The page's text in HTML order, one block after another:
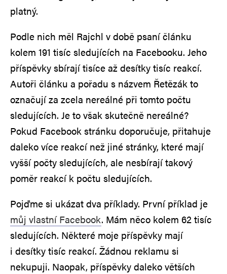
platný.
Podle nich měl Rajchl v době psaní článku
kolem 191 tisíc sledujících na Facebooku. Jeho
příspěvky sbírají tisíce až desítky tisíc reakcí.
Autoři článku a pořadu s názvem Řetězák to
označují za zcela nereálné při tomto počtu
sledujících. Je to však skutečně nereálné?
Pokud Facebook stránku doporučuje, přitahuje
daleko více reakcí než jiné stránky, které mají
vyšší počty sledujících, ale nesbírají takový
poměr reakcí k počtu sledujících.
Pojďme si ukázat dva příklady. První příklad je
můj vlastní Facebook. Mám něco kolem 62 tisíc
sledujících. Některé moje příspěvky mají
i desítky tisíc reakcí. Žádnou reklamu si
nekupuji. Naopak, příspěvky daleko větších